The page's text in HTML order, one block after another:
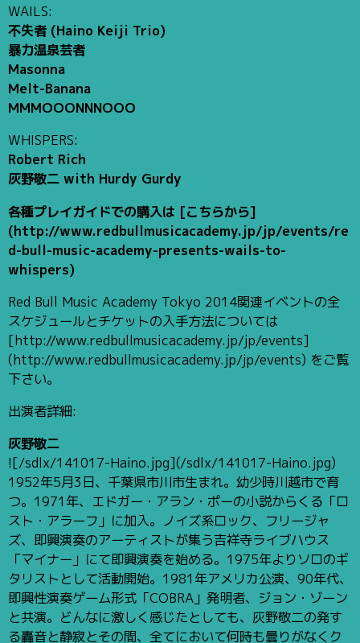
WAILS:
不失者 (Haino Keiji Trio)
暴力温泉芸者
Masonna
Melt-Banana
MMMOOONNNOOO
WHISPERS:
Robert Rich
灰野敬二 with Hurdy Gurdy
各種プレイガイドでの購入は [こちらから]
(http://www.redbullmusicacademy.jp/jp/events/re
d-bull-music-academy-presents-wails-to-
whispers)
Red Bull Music Academy Tokyo 2014関連イベントの全
スケジュールとチケットの入手方法については
[http://www.redbullmusicacademy.jp/jp/events]
(http://www.redbullmusicacademy.jp/jp/events) をご覧
下さい。
出演者詳細:
灰野敬二
![/sdlx/141017-Haino.jpg](/sdlx/141017-Haino.jpg)
1952年5月3日、千葉県市川市生まれ。幼少時川越市で育
つ。1971年、エドガー・アラン・ポーの小説からくる「ロ
スト・アラーフ」に加入。ノイズ系ロック、フリージャ
ズ、即興演奏のアーティストが集う吉祥寺ライブハウス
「マイナー」にて即興演奏を始める。1975年よりソロのギ
タリストとして活動開始。1981年アメリカ公演、90年代、
即興性演奏ゲーム形式「COBRA」発明者、ジョン・ゾーン
と共演。どんなに激しく感じたとしても、灰野敬二の発す
る轟音と静寂とその間、全てにおいて何時も曇りがなくク